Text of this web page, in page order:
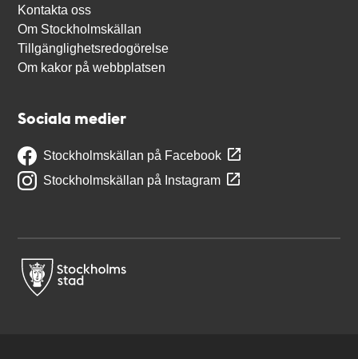
Kontakta oss
Om Stockholmskällan
Tillgänglighetsredogörelse
Om kakor på webbplatsen
Sociala medier
Stockholmskällan på Facebook
Stockholmskällan på Instagram